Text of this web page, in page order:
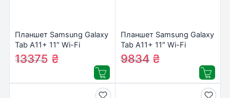
Планшет Samsung Galaxy
Tab A11+ 11″ Wi-Fi
8/256GB 2025 Gray (SM-
X230NZAPEUC)
13729₴
13375 ₴
Планшет Samsung Galaxy
Tab A11+ 11″ Wi-Fi
6/128GB 2025 Gray (SM-
X230NZAREUC)
10561₴
9834 ₴